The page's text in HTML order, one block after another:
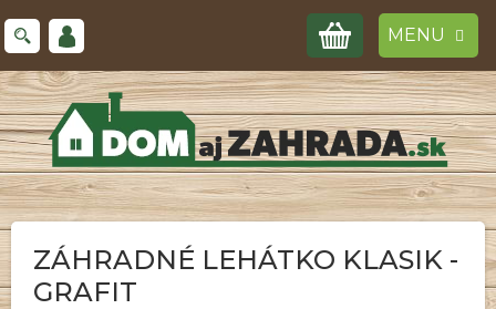
na
obsah
NÁKUPNÝ
ZÁHRADNÉ LEHÁTKO KLASIK -
GRAFIT